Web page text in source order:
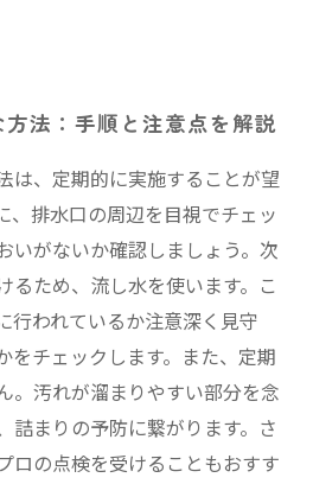
法：手順と注意点を解説
は、定期的に実施することが望
、排水口の周辺を目視でチェッ
いがないか確認しましょう。次
るため、流し水を使います。こ
行われているか注意深く見守
をチェックします。また、定期
。汚れが溜まりやすい部分を念
詰まりの予防に繋がります。さ
ロの点検を受けることもおすす